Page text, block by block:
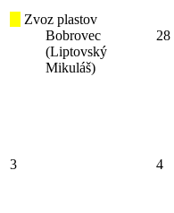
Zvoz plastov
Bobrovec
(Liptovský
Mikuláš)
28
3 4